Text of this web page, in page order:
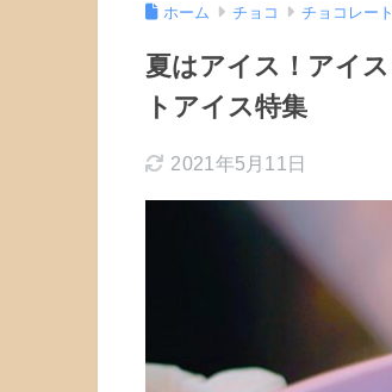
ホーム チョコ チョコレー
夏はアイス！アイ
トアイス特集
2021年5月11日